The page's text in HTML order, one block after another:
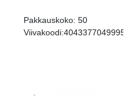
Pakkauskoko: 50
Viivakoodi:4043377049995